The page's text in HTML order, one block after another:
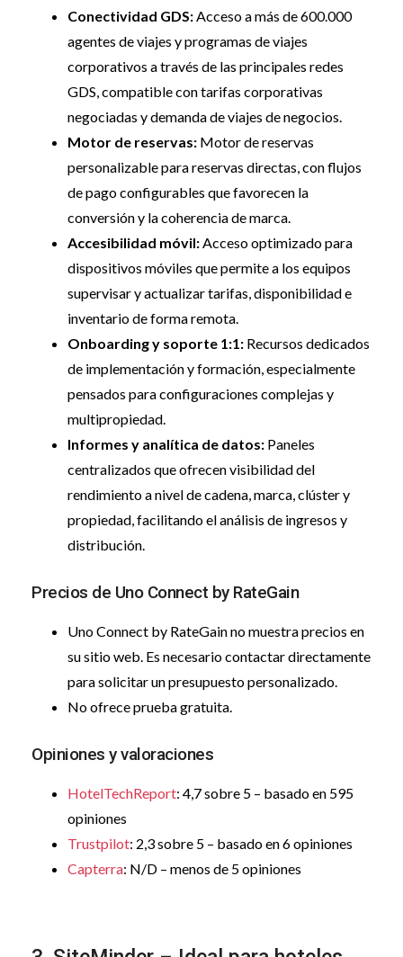
Conectividad GDS: Acceso a más de 600.000
agentes de viajes y programas de viajes
corporativos a través de las principales redes
GDS, compatible con tarifas corporativas
negociadas y demanda de viajes de negocios.
Motor de reservas: Motor de reservas
personalizable para reservas directas, con flujos
de pago configurables que favorecen la
conversión y la coherencia de marca.
Accesibilidad móvil: Acceso optimizado para
dispositivos móviles que permite a los equipos
supervisar y actualizar tarifas, disponibilidad e
inventario de forma remota.
Onboarding y soporte 1:1: Recursos dedicados
de implementación y formación, especialmente
pensados para configuraciones complejas y
multipropiedad.
Informes y analítica de datos: Paneles
centralizados que ofrecen visibilidad del
rendimiento a nivel de cadena, marca, clúster y
propiedad, facilitando el análisis de ingresos y
distribución.
Precios de Uno Connect by RateGain
Uno Connect by RateGain no muestra precios en
su sitio web. Es necesario contactar directamente
para solicitar un presupuesto personalizado.
No ofrece prueba gratuita.
Opiniones y valoraciones
HotelTechReport: 4,7 sobre 5 – basado en 595
opiniones
Trustpilot: 2,3 sobre 5 – basado en 6 opiniones
Capterra: N/D – menos de 5 opiniones